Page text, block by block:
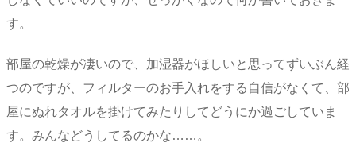
す。
部屋の乾燥が凄いので、加湿器がほしいと思ってずいぶん経
つのですが、フィルターのお手入れをする自信がなくて、部
屋にぬれタオルを掛けてみたりしてどうにか過ごしていま
す。みんなどうしてるのかな……。